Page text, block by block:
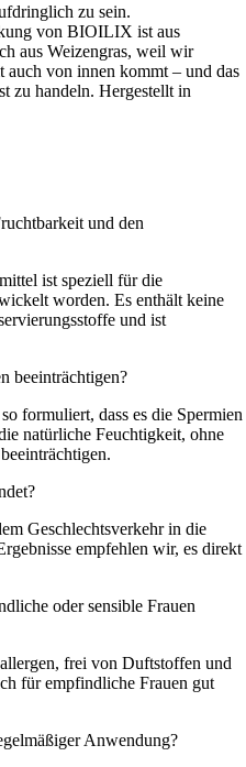
zu sein.
von BIOILIX ist aus
aus Weizengras, weil wir
auch von innen kommt – und das
zu handeln. Hergestellt in
und den
ist speziell für die
worden. Es enthält keine
und ist
beeinträchtigen?
formuliert, dass es die Spermien
natürliche Feuchtigkeit, ohne
Geschlechtsverkehr in die
empfehlen wir, es direkt
oder sensible Frauen
frei von Duftstoffen und
für empfindliche Frauen gut
Anwendung?